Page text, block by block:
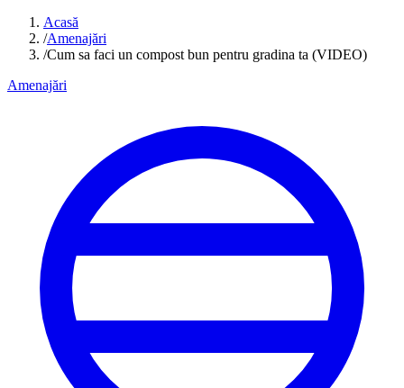
Acasă
/Amenajări
/Cum sa faci un compost bun pentru gradina ta (VIDEO)
Amenajări